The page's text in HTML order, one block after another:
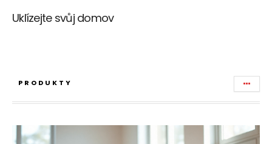
Uklízejte svůj domov
PRODUKTY